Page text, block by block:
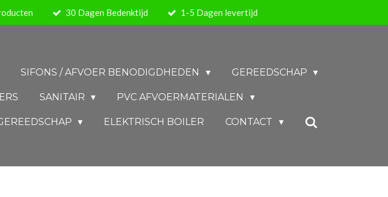
30 Dagen Bedenktijd 1-5 Dagen levertijd
SIFONS / AFVOER BENODIGDHEDEN GEREEDSCHAP
SANITAIR PVC AFVOERMATERIALEN
ELEKTRISCH BOILER CONTACT